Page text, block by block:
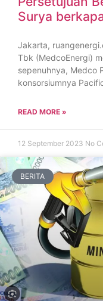
Surya
Jakarta,
Tbk (MedcoEnergi)
sepenuhnya, Medco
konsorsiumnya
READ MORE »
12 September 2023 No
BERITA